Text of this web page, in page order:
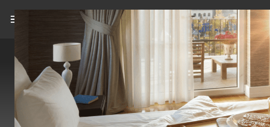
PL(zł)